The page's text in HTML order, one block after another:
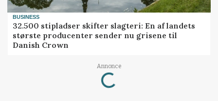
BUSINESS
32.500 stipladser skifter slagteri: En af landets
største producenter sender nu grisene til
Danish Crown
Annonce
Loading...